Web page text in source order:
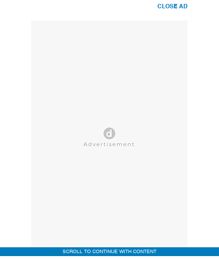
CLOSE AD
SCROLL TO CONTINUE WITH CONTENT